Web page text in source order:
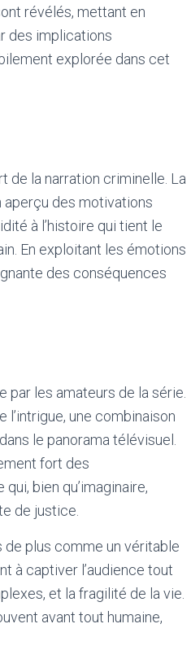
révélés, mettant en
des implications
explorée dans cet
de la narration criminelle. La
des motivations
à l’histoire qui tient le
En exploitant les émotions
des conséquences
les amateurs de la série.
une combinaison
le panorama télévisuel.
fort des
bien qu’imaginaire,
de justice.
de plus comme un véritable
à captiver l’audience tout
et la fragilité de la vie.
avant tout humaine,